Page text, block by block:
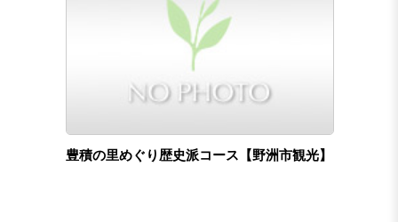
豊積の里めぐり歴史派コース【野洲市観光】